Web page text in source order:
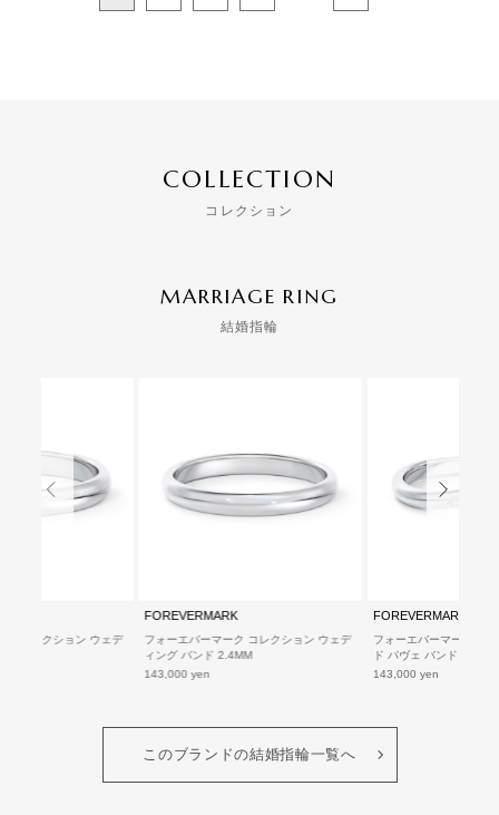
COLLECTION
コレクション
MARRIAGE RING
結婚指輪
ク コレクション ウェデ
FOREVERMARK
フォーエバーマーク コレクション ウェデ
ィング バンド 2.4MM
143,000 yen
FOREVERMARK
フォーエバーマーク コ
ド パヴェ バンド
143,000 yen
このブランドの結婚指輪一覧へ